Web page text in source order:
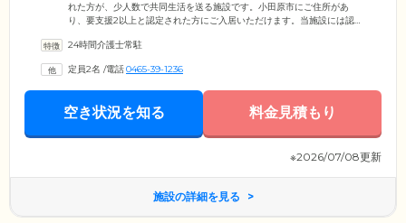
れた方が、少人数で共同生活を送る施設です。小田原市にご住所があ
り、要支援2以上と認定された方にご入居いただけます。当施設には認知
りに合わせたきめ細やかなケアをご提供。その方が「やりたい」と思う
いたします。医療体制については、看護師が週に1回の健康管理を実施す
るほか、協力医療機関が定期的な往診を実施。緊急時にも迅速に対応で
24時間介護士常駐
定員2名 /電話0465-39-1236
空き状況を知る 料金見積もり
※2026/07/08更新
施設の詳細を見る